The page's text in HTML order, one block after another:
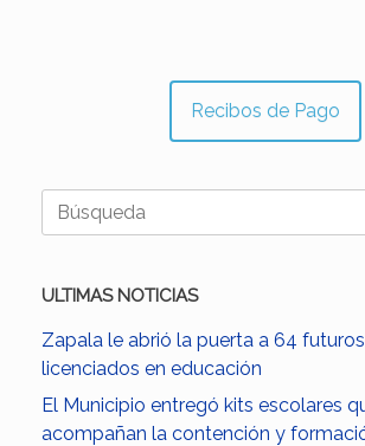
Recibos de Pago
Buscar:
ULTIMAS NOTICIAS
Zapala le abrió la puerta a 64
licenciados en educación
El Municipio entregó kits escolares
acompañan la contención y